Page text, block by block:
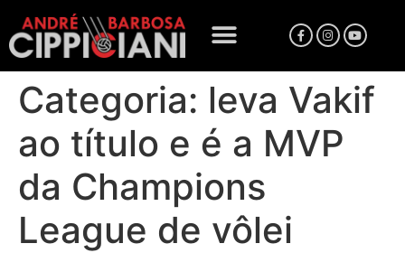
Categoria: leva Vakif
ao título e é a MVP
da Champions
League de vôlei